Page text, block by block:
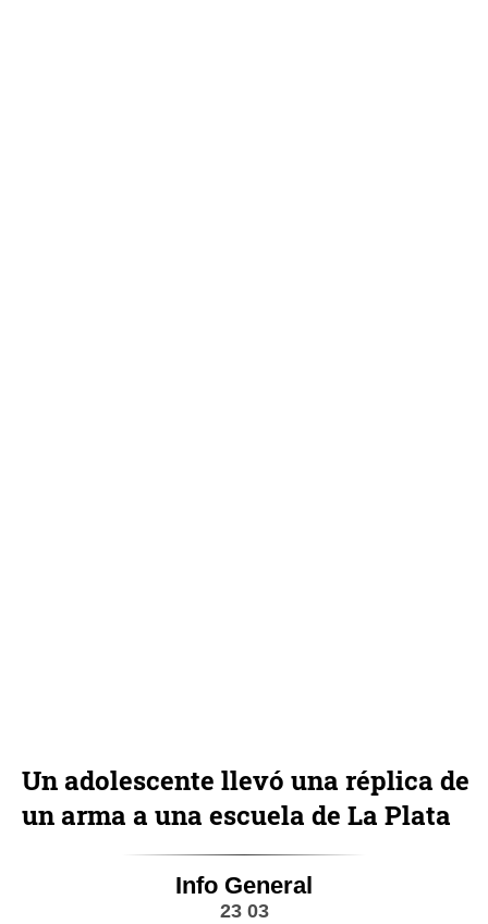
Un adolescente llevó una réplica de
un arma a una escuela de La Plata
Info General
23 03